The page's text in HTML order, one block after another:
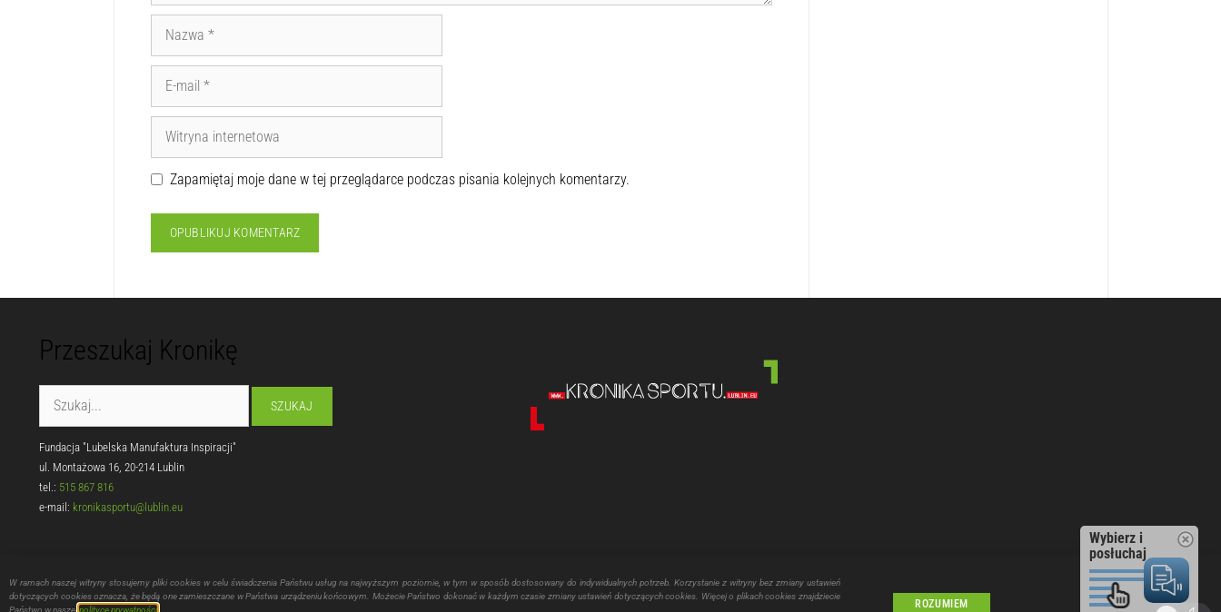
Zapamiętaj moje dane w tej przeglądarce podczas pisania kolejnych komentarzy.
Przeszukaj Kronikę
Fundacja "Lubelska Manufaktura Inspiracji"
ul. Montażowa 16, 20-214 Lublin
tel.: 515 867 816
e-mail: kronikasportu@lublin.eu
Zadanie w zakresie wspierania i upowszechniania kultury fizycznej realizowane jest przy pomocy finansowej Miasta Lublin
W ramach naszej witryny stosujemy pliki cookies w celu świadczenia Państwu usług na najwyższym poziomie, w tym w sposób dostosowany do indywidualnych potrzeb. Korzystanie z witryny bez zmiany ustawień
dotyczących cookies oznacza, że będą one zamieszczane w Państwa urządzeniu końcowym. Możecie Państwo dokonać w każdym czasie zmiany ustawień dotyczących cookies. Więcej o plikach cookies znajdziecie
Państwo w naszej polityce prywatności ROZUMIEM
Wybierz i
posłuchaj